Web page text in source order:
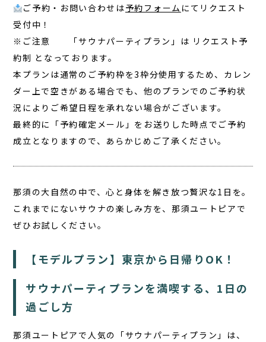
ご予約・お問い合わせは予約フォーム にてリクエスト
受付中！
※ご注意 「サウナパーティプラン」は リクエスト予
約制 となっております。
本プランは通常のご予約枠を3枠分使用するため、カレン
ダー上で空きがある場合でも、他のプランでのご予約状
況によりご希望日程を承れない場合がございます。
最終的に「予約確定メール」をお送りした時点でご予約
成立となりますので、あらかじめご了承ください。
那須の大自然の中で、心と身体を解き放つ贅沢な1日を。
これまでにないサウナの楽しみ方を、那須ユートピアで
ぜひお試しください。
【モデルプラン】東京から日帰りOK！
サウナパーティプランを満喫する、1日の
過ごし方
那須ユートピアで人気の「サウナパーティプラン」は、